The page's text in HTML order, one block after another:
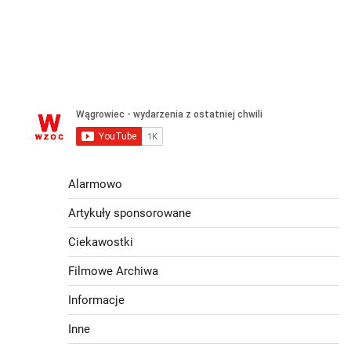
Alarmowo
Artykuły sponsorowane
Ciekawostki
Filmowe Archiwa
Informacje
Inne